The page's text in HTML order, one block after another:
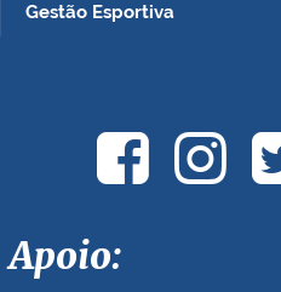
Gestão Esportiva
Apoio: